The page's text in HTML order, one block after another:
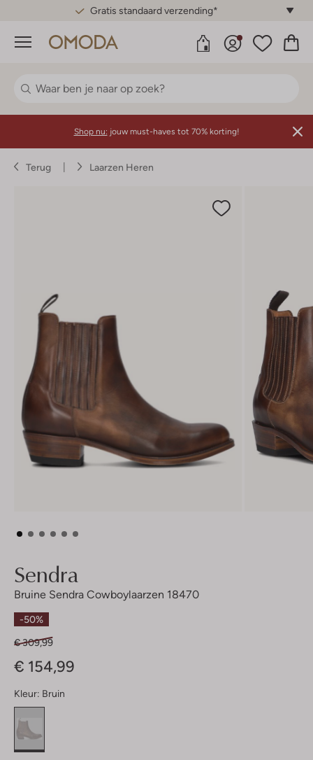
Gratis standaard verzending*
Menu
Shop nu: jouw must-haves tot 70% korting!
Terug Laarzen Heren
Sendra
Bruine Sendra Cowboylaarzen 18470
-50%
€ 309,99
€ 154,99
Kleur: Bruin